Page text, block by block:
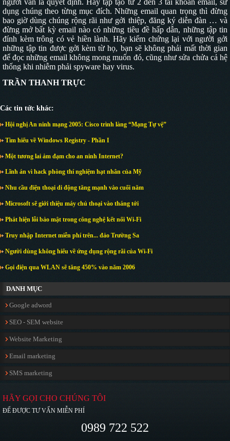
dụng chúng theo từng mục đích. Những email quan trọng thì đừng
bao giờ dùng chúng rộng rãi như gởi thiệp, đăng ký diễn đàn … và
đừng mở bất kỳ email nào có những tiêu đề hấp dẫn, những tập tin
đính kèm trông có vẻ hiền lành. Hãy kiểm chứng lại với người gởi
những tập tin được gởi kèm từ họ, bạn sẽ không phải mất thời gian
để đọc những email không mong muốn đó, cũng như sửa chửa cả hệ
thống khi nhiễm phải spyware hay virus.
TRẦN THANH TRỰC
Các tin tức khác:
Hội nghị An ninh mạng 2005: Cisco trình làng “Mạng Tự vệ”
Tìm hiểu về Windows Registry - Phần I
Một tương lai ảm đạm cho an ninh Internet?
Lĩnh án vì hack phòng thí nghiệm hạt nhân của Mỹ
Nhu cầu điện thoại di động tăng mạnh vào cuối năm
Microsoft sẽ giới thiệu máy chủ thoại vào tháng tới
Phát hiện lỗi bảo mật trong công nghệ kết nối Wi-Fi
Truy nhập Internet miễn phí trên... đảo Trường Sa
Người dùng không hiểu về ứng dụng rộng rãi của Wi-Fi
Gọi điện qua WLAN sẽ tăng 450% vào năm 2006
DANH MỤC
Google adword
SEO - SEM website
Website Marketing
Email marketing
SMS marketing
HÃY GỌI CHO CHÚNG TÔI
ĐỂ ĐƯỢC TƯ VẤN MIỄN PHÍ
0989 722 522